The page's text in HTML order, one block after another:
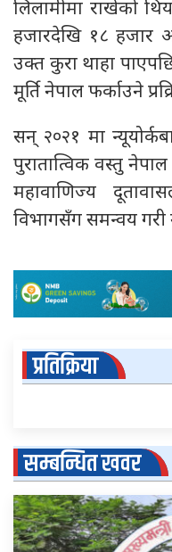
लिलामीमा राखेको
हजारदेखि १८ हजार
उक्त कुरा थाहा
मूर्ति नेपाल फर्काउने
सन् २०२१ मा
पुरातात्विक वस्तु नेपाल
महावाणिज्य
विभागसँग समन्वय
प्रतिक्रिया
सम्बन्धित खवर